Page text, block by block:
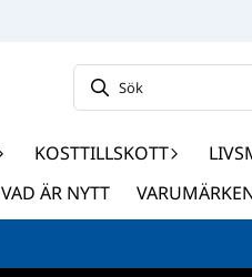
KOSTTILLSKOTT
VAD ÄR NYTT